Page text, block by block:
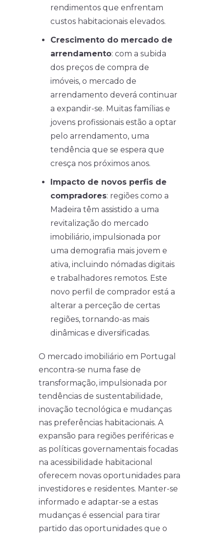
rendimentos que enfrentam
custos habitacionais elevados.
Crescimento do mercado de
arrendamento: com a subida
dos preços de compra de
imóveis, o mercado de
arrendamento deverá continuar
a expandir-se. Muitas famílias e
jovens profissionais estão a optar
pelo arrendamento, uma
tendência que se espera que
cresça nos próximos anos.
Impacto de novos perfis de
compradores: regiões como a
Madeira têm assistido a uma
revitalização do mercado
imobiliário, impulsionada por
uma demografia mais jovem e
ativa, incluindo nómadas digitais
e trabalhadores remotos. Este
novo perfil de comprador está a
alterar a perceção de certas
regiões, tornando-as mais
dinâmicas e diversificadas.
O mercado imobiliário em Portugal
encontra-se numa fase de
transformação, impulsionada por
tendências de sustentabilidade,
inovação tecnológica e mudanças
nas preferências habitacionais. A
expansão para regiões periféricas e
as políticas governamentais focadas
na acessibilidade habitacional
oferecem novas oportunidades para
investidores e residentes. Manter-se
informado e adaptar-se a estas
mudanças é essencial para tirar
partido das oportunidades que o